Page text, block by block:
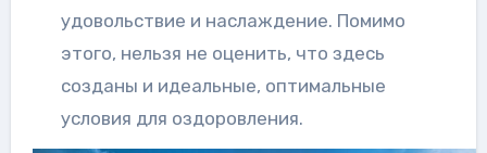
удовольствие и наслаждение. Помимо
этого, нельзя не оценить, что здесь
созданы и идеальные, оптимальные
условия для оздоровления.